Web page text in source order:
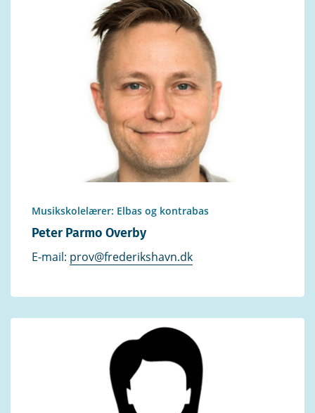
Musikskolelærer: Elbas og kontrabas
Peter Parmo Overby
E-mail: prov@frederikshavn.dk